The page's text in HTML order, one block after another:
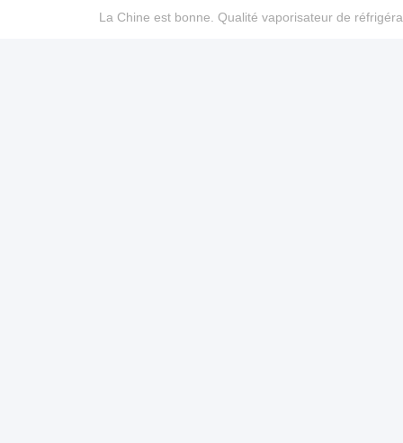
La Chine est bonne. Qualité vaporisateur de